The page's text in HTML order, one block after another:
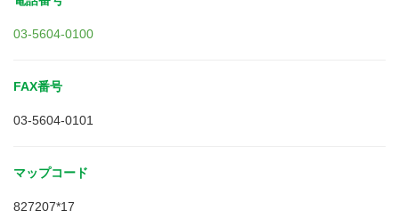
03-5604-0100
FAX番号
03-5604-0101
マップコード
827207*17